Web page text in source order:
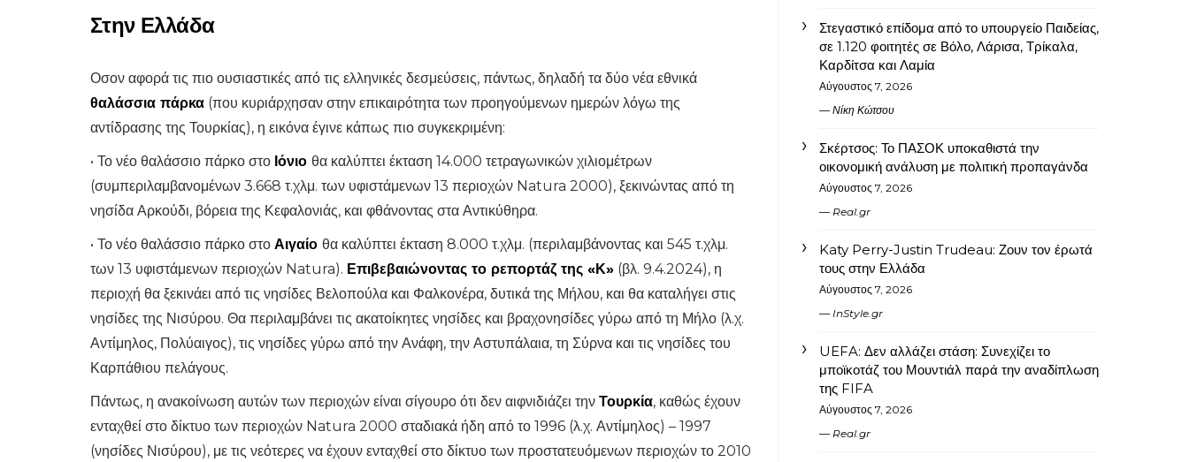
Στην Ελλάδα
Οσον αφορά τις πιο ουσιαστικές από τις ελληνικές δεσμεύσεις, πάντως, δηλαδή τα δύο νέα εθνικά
θαλάσσια πάρκα (που κυριάρχησαν στην επικαιρότητα των προηγούμενων ημερών λόγω της
αντίδρασης της Τουρκίας), η εικόνα έγινε κάπως πιο συγκεκριμένη:
• Το νέο θαλάσσιο πάρκο στο Ιόνιο θα καλύπτει έκταση 14.000 τετραγωνικών χιλιομέτρων
(συμπεριλαμβανομένων 3.668 τ.χλμ. των υφιστάμενων 13 περιοχών Natura 2000), ξεκινώντας από τη
νησίδα Αρκούδι, βόρεια της Κεφαλονιάς, και φθάνοντας στα Αντικύθηρα.
• Το νέο θαλάσσιο πάρκο στο Αιγαίο θα καλύπτει έκταση 8.000 τ.χλμ. (περιλαμβάνοντας και 545 τ.χλμ.
των 13 υφιστάμενων περιοχών Natura). Επιβεβαιώνοντας το ρεπορτάζ της «Κ» (βλ. 9.4.2024), η
περιοχή θα ξεκινάει από τις νησίδες Βελοπούλα και Φαλκονέρα, δυτικά της Μήλου, και θα καταλήγει στις
νησίδες της Νισύρου. Θα περιλαμβάνει τις ακατοίκητες νησίδες και βραχονησίδες γύρω από τη Μήλο (λ.χ.
Αντίμηλος, Πολύαιγος), τις νησίδες γύρω από την Ανάφη, την Αστυπάλαια, τη Σύρνα και τις νησίδες του
Καρπάθιου πελάγους.
Πάντως, η ανακοίνωση αυτών των περιοχών είναι σίγουρο ότι δεν αιφνιδιάζει την Τουρκία, καθώς έχουν
ενταχθεί στο δίκτυο των περιοχών Natura 2000 σταδιακά ήδη από το 1996 (λ.χ. Αντίμηλος) – 1997
(νησίδες Νισύρου), με τις νεότερες να έχουν ενταχθεί στο δίκτυο των προστατευόμενων περιοχών το 2010
Στεγαστικό επίδομα από το υπουργείο Παιδείας,
σε 1.120 φοιτητές σε Βόλο, Λάρισα, Τρίκαλα,
Καρδίτσα και Λαμία
Αύγουστος 7, 2026
Νίκη Κώτσου
Σκέρτσος: Το ΠΑΣΟΚ υποκαθιστά την
οικονομική ανάλυση με πολιτική προπαγάνδα
Αύγουστος 7, 2026
Real.gr
Katy Perry-Justin Trudeau: Ζουν τον έρωτά
τους στην Ελλάδα
Αύγουστος 7, 2026
InStyle.gr
UEFA: Δεν αλλάζει στάση: Συνεχίζει το
μποϊκοτάζ του Μουντιάλ παρά την αναδίπλωση
της FIFA
Αύγουστος 7, 2026
Real.gr